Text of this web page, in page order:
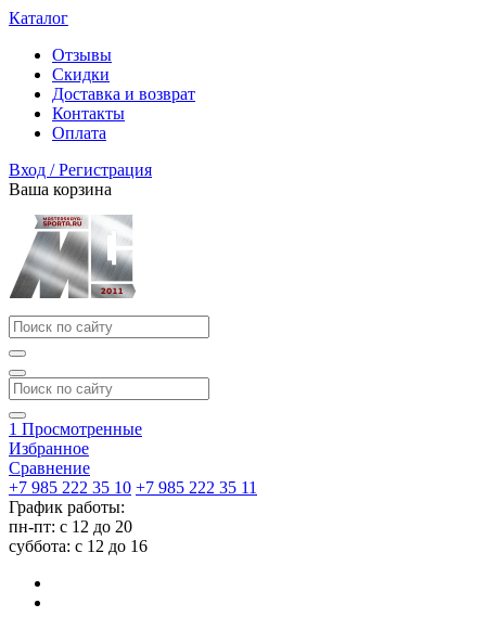
Каталог
Отзывы
Скидки
Доставка и возврат
Контакты
Оплата
Вход / Регистрация
Ваша корзина
1 Просмотренные
Избранное
Сравнение
+7 985 222 35 10 +7 985 222 35 11
График работы:
пн-пт: с 12 до 20
суббота: c 12 до 16